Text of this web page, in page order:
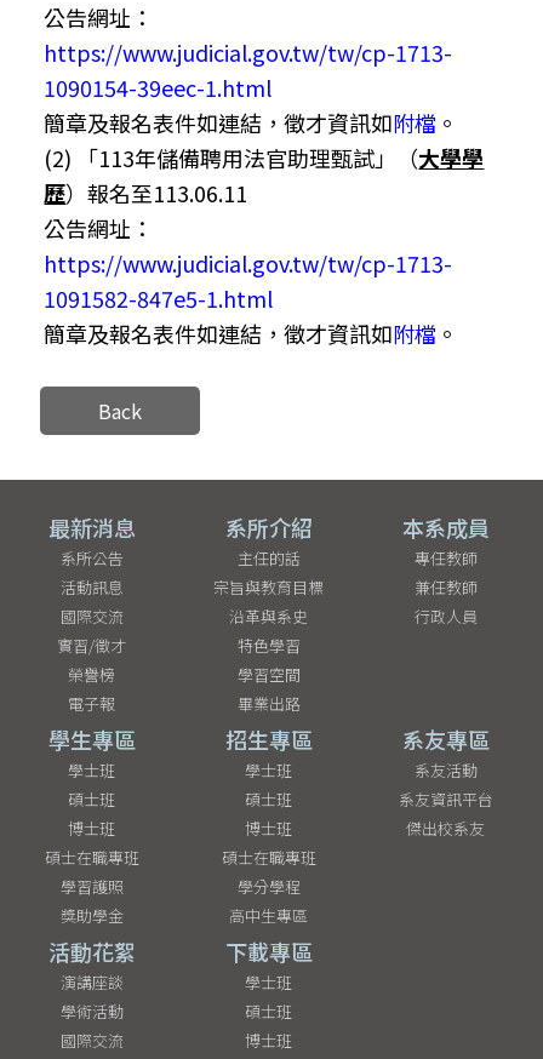
公告網址：
https://www.judicial.gov.tw/tw/cp-1713-
1090154-39eec-1.html
簡章及報名表件如連結，徵才資訊如附檔 。
(2) 「113年儲備聘用法官助理甄試」（大學學
歷）報名至113.06.11
公告網址：
https://www.judicial.gov.tw/tw/cp-1713-
1091582-847e5-1.html
簡章及報名表件如連結，徵才資訊如附檔 。
Back
最新消息
系所公告
活動訊息
國際交流
實習/徵才
榮譽榜
電子報
系所介紹
主任的話
宗旨與教育目標
沿革與系史
特色學習
學習空間
畢業出路
本系成員
專任教師
兼任教師
行政人員
學生專區
學士班
碩士班
博士班
碩士在職專班
學習護照
獎助學金
招生專區
學士班
碩士班
博士班
碩士在職專班
學分學程
高中生專區
系友專區
系友活動
系友資訊平台
傑出校系友
活動花絮
演講座談
學術活動
國際交流
下載專區
學士班
碩士班
博士班